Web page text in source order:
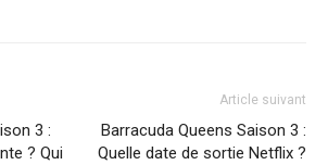
3 :
? Qui
Article suivant
Barracuda Queens Saison 3 :
Quelle date de sortie Netflix ?